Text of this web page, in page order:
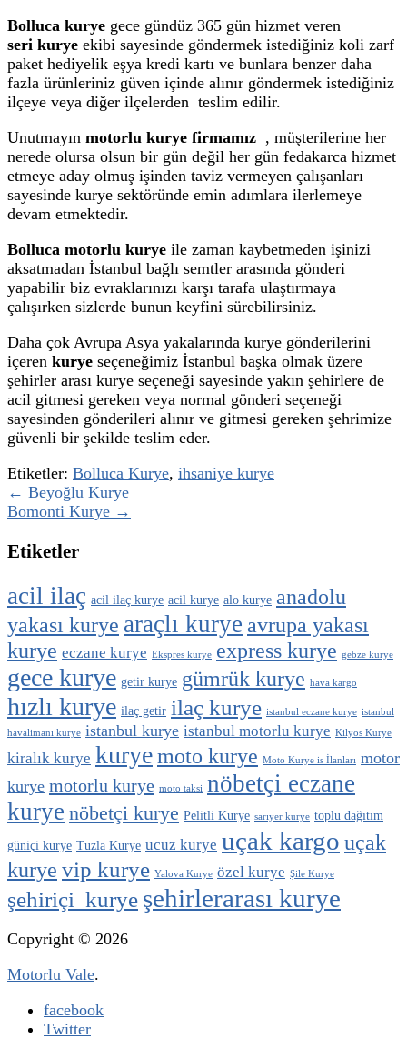
Bolluca kurye gece gündüz 365 gün hizmet veren
seri kurye ekibi sayesinde göndermek istediğiniz koli zarf
paket hediyelik eşya kredi kartı ve bunlara benzer daha
fazla ürünleriniz güven içinde alınır göndermek istediğiniz
ilçeye veya diğer ilçelerden teslim edilir.
Unutmayın motorlu kurye firmamız , müşterilerine her
nerede olursa olsun bir gün değil her gün fedakarca hizmet
etmeye aday olmuş işinden taviz vermeyen çalışanları
sayesinde kurye sektöründe emin adımlara ilerlemeye
devam etmektedir.
Bolluca motorlu kurye ile zaman kaybetmeden işinizi
aksatmadan İstanbul bağlı semtler arasında gönderi
yapabilir biz evraklarınızı karşı tarafa ulaştırmaya
çalışırken sizlerde bunun keyfini sürebilirsiniz.
Daha çok Avrupa Asya yakalarında kurye gönderilerini
içeren kurye seçeneğimiz İstanbul başka olmak üzere
şehirler arası kurye seçeneği sayesinde yakın şehirlere de
acil gitmesi gereken veya normal gönderi seçeneği
sayesinden gönderileri alınır ve gitmesi gereken şehrimize
güvenli bir şekilde teslim eder.
Etiketler: Bolluca Kurye, ihsaniye kurye
← Beyoğlu Kurye
Bomonti Kurye →
Etiketler
acil ilaç acil ilaç kurye acil kurye alo kurye anadolu
yakası kurye araçlı kurye avrupa yakası
kurye eczane kurye Ekspres kurye express kurye gebze kurye
gece kurye getir kurye gümrük kurye hava kargo
hızlı kurye ilaç getir ilaç kurye istanbul eczane kurye istanbul
havalimanı kurye istanbul kurye istanbul motorlu kurye Kilyos Kurye
kiralık kurye kuryemoto kurye Moto Kurye is İlanları motor
kurye motorlu kurye moto taksi nöbetçi eczane
kurye nöbetçi kurye Pelitli Kurye sarıyer kurye toplu dağıtım
güniçi kurye Tuzla Kurye ucuz kurye uçak kargo uçak
kurye vip kurye Yalova Kurye özel kurye Şile Kurye
şehiriçi kurye şehirlerarası kurye
Copyright © 2026
Motorlu Vale.
facebook
Twitter